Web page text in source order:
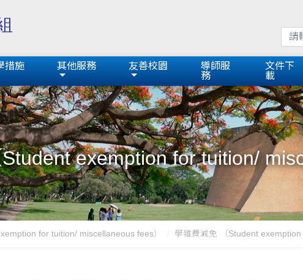
措施 其他服務 友善校園
導師服
務
文件下
載
exemption for tuition/
for tuition/ miscellaneous fees） 學雜費減免 （Student